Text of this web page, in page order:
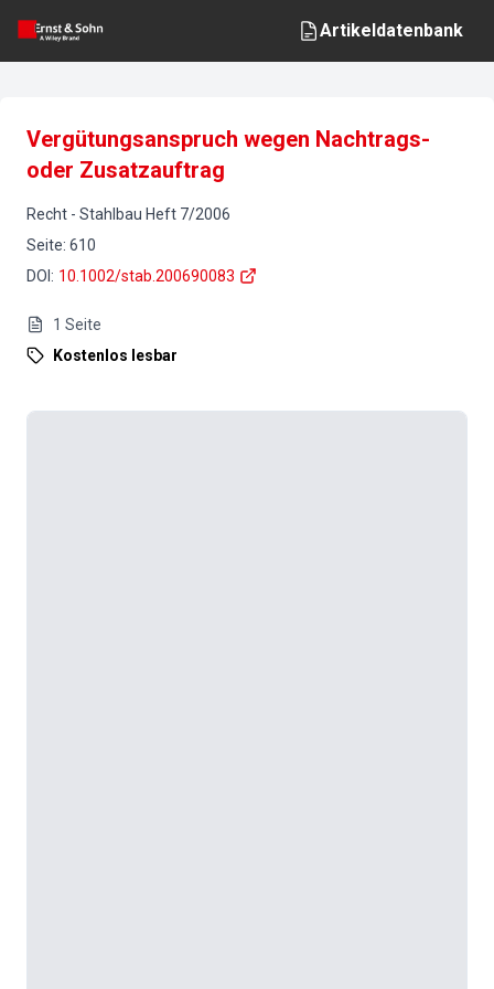
Artikeldatenbank
Vergütungsanspruch wegen Nachtrags-
oder Zusatzauftrag
Recht - Stahlbau Heft 7/2006
Seite: 610
DOI : 10.1002/stab.200690083
1 Seite
Kostenlos lesbar